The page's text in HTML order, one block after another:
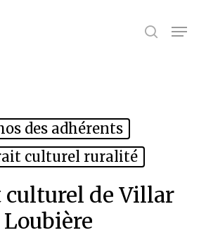
search
Menu
des adhérents
culturel ruralité
de Villar
Loubière
cookies